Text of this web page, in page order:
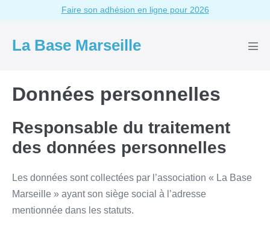
contenu
Faire son adhésion en ligne pour 2026
La Base Marseille
Données personnelles
Responsable du traitement
des données personnelles
Les données sont collectées par l’association « La Base
Marseille » ayant son siège social à l’adresse
mentionnée dans les statuts.